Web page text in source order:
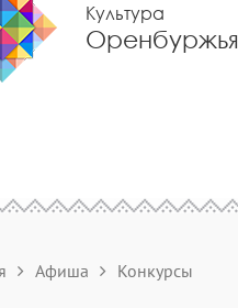
Культура
Оренбуржья
Афиша Конкурсы